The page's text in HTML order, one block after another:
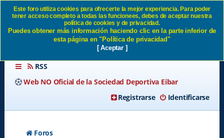
Enviar email de activación SD
Eibar
RSS
Web NO Oficial de la Sociedad Deportiva Eibar
Identificarse
Registrarse
Foros
Este foro utiliza cookies para ofrecerte la mejor experiencia. Para poder
tener acceso completo a todas las funcionees, debes de aceptar nuestra
política de cookies y de privacidad.
Puedes obtener más información haciendo clic en la parte inferior de
esta página en "Política de privacidad"
[ Aceptar ]